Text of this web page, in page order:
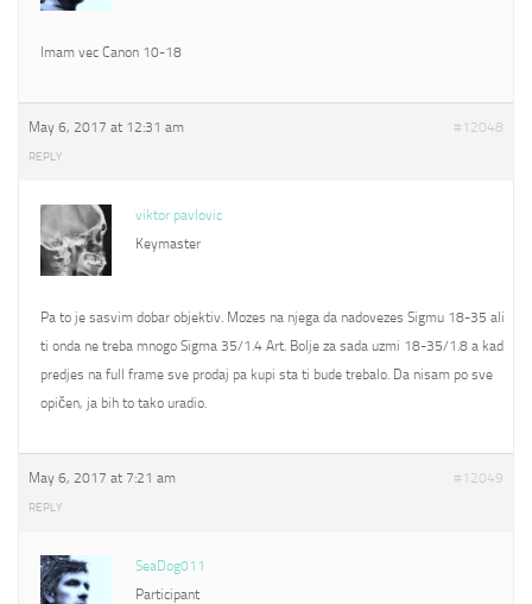
Imam vec Canon 10-18
May 6, 2017 at 12:31 am #12048
REPLY
viktor pavlovic
Keymaster
Pa to je sasvim dobar objektiv. Mozes na njega da nadovezes Sigmu 18-35 ali
ti onda ne treba mnogo Sigma 35/1.4 Art. Bolje za sada uzmi 18-35/1.8 a kad
predjes na full frame sve prodaj pa kupi sta ti bude trebalo. Da nisam po sve
opičen, ja bih to tako uradio.
May 6, 2017 at 7:21 am #12049
REPLY
SeaDog011
Participant